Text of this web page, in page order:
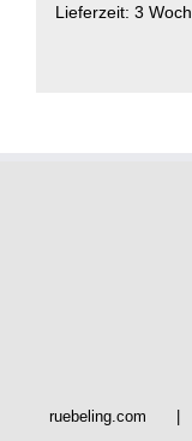
Lieferzeit: 3
gewählt
ruebeling.com